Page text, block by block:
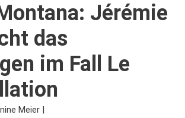
Jérémie
das
im Fall Le
Meier |